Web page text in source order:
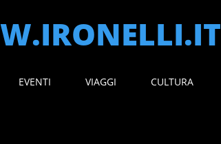
EVENTI VIAGGI CULTURA